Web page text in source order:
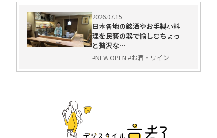
2026.07.15
日本各地の銘酒やお手製小料
理を民藝の器で愉しむちょっ
と贅沢な…
#NEW OPEN #お酒・ワイン